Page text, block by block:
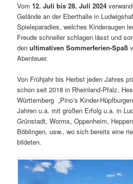
Vom12. Juli bis 28. Juli 2024
Gelände an der Eberthalle in
Spieleparadies, welches Kinderaugen
Freude schneller schlagen lässt und
denultimativen Sommerferien-Spaß
Abenteuer.
Von Frühjahr bis Herbst jeden Jahres
schon seit 2018 in Rheinland-Pfalz,
Württemberg „Pino’s Kinder-
Jahren u.a. mit großen Erfolg u.a. in
Grünstadt, Worms, Oppenheim,
Böblingen, usw., wo sich bereits eine
bildeten.